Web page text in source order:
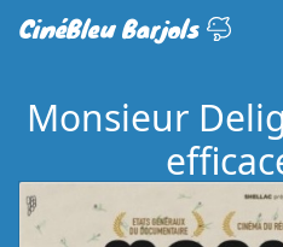
CinéBleu Barjols
Monsieur